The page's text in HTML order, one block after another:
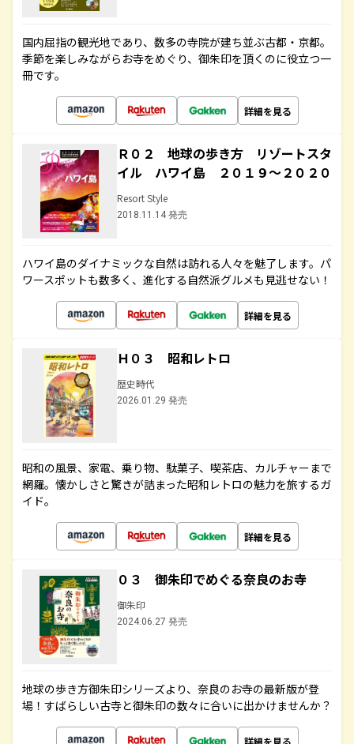
国内屈指の観光地であり、数多の寺院が建ち並ぶ古都・京都。
季節を楽しみながらお寺をめぐり、御朱印を頂くのに役立つ一
冊です。
詳細を見る
Ｒ０２ 地球の歩き方 リゾートスタ
イル ハワイ島 ２０１９～２０２０
Resort Style
2018.11.14 発売
ハワイ島のダイナミックな自然は訪れる人々を魅了します。パ
ワースポットも数多く、進化する自然派グルメも見逃せない！
詳細を見る
Ｈ０３ 昭和レトロ
歴史時代
2026.01.29 発売
昭和の風景、家電、乗り物、駄菓子、喫茶店、カルチャーまで
網羅。懐かしさと驚きが詰まった昭和レトロの魅力を旅するガ
イド。
詳細を見る
０３ 御朱印でめぐる奈良のお寺
御朱印
2024.06.27 発売
地球の歩き方御朱印シリーズより、奈良のお寺の最新版が登
場！すばらしい古寺と御朱印の数々に合いに出かけませんか？
詳細を見る